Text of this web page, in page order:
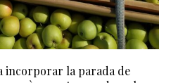
incorporar la parada de